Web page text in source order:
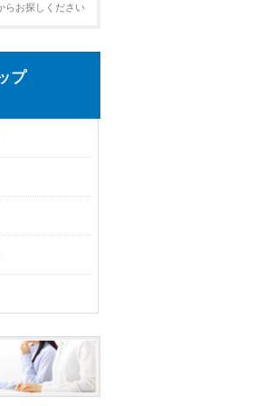
らお探しください
プ